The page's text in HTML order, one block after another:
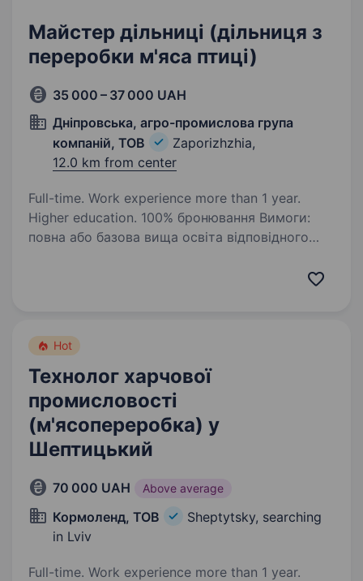
Майстер дільниці (дільниця з
переробки м'яса птиці)
35 000 – 37 000 UAH
Дніпровська, агро-промислова група
компаній, ТОВ
Zaporizhzhia,
12.0 km from center
Full-time. Work experience more than 1 year.
Higher education. 100% бронювання Вимоги:
повна або базова вища освіта відповідного
Hot
Технолог харчової
промисловості
(м'ясопереробка) у
Шептицький
70 000 UAH Above average
Кормоленд, ТОВ
Sheptytsky, searching
in Lviv
Full-time. Work experience more than 1 year.